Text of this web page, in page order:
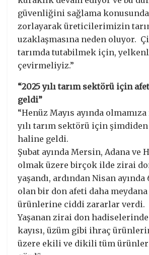
güvenliğini sağlama
zorlayarak üreticilerimizin
uzaklaşmasına neden oluyor.
tarımda tutabilmek için,
çevirmeliyiz.”
“2025 yılı tarım sektörü için
geldi”
“Henüz Mayıs ayında
yılı tarım sektörü için şimdiden
haline geldi.
Şubat ayında Mersin, Adana ve
olmak üzere birçok ilde zirai
yaşandı, ardından Nisan
olan bir don afeti daha
ürünlerine ciddi zararlar verdi.
Yaşanan zirai don hadiselerinde
kayısı, üzüm gibi ihraç
üzere ekili ve dikili tüm